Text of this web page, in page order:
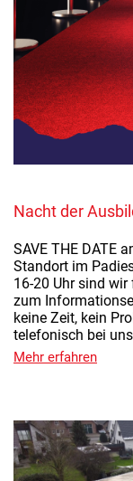
Nacht der
SAVE THE DATE
Standort im
16-20 Uhr sind
zum
keine Zeit, kein
telefonisch bei
Mehr erfahren